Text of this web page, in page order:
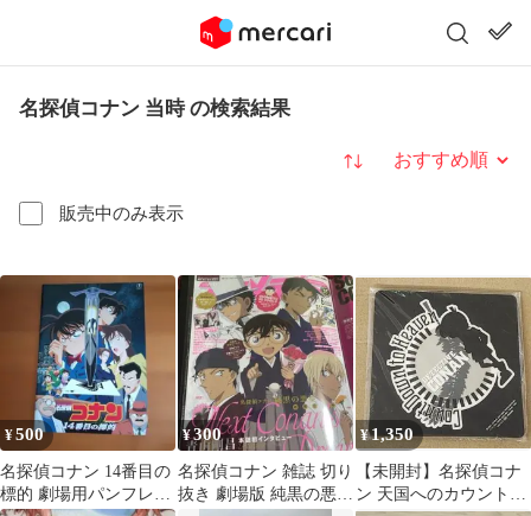
名探偵コナン 当時 の検索結果
販売中のみ表示
並び替え
¥500
名探偵コナン 14番目の
標的 劇場用パンフレッ
¥300
名探偵コナン 雑誌 切り
抜き 劇場版 純黒の悪夢
¥1,350
【未開封】名探偵コナ
ン 天国へのカウントダ